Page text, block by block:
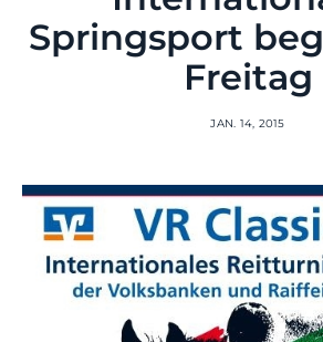
Springsport
Freitag
JAN. 14, 2015